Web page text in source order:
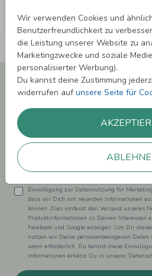
Wir verwenden Cookies und
Benutzerfreundlichkeit zu
die Leistung unserer Website zu
Marketingzwecke und soziale
personalisierter Werbung).
Du kannst deine Zustimmung
widerrufen aufunsere Seite für
Newsletter abonnieren und
sichern!
Melde Dich zu unserem
Laufenden.
Einwilligung zur Datennutzung für
dass wir Dich mit neuesten Informationen
können. Dies umfasst den Versand unseres
Produktinformationen zu Deinen Interessen
Facebook und Google anzeigen. Um Dir
nutzen wir Deine personenbezogenen
wenn erforderlich. Du kannst diese
Informationen erhätst Du in unserer